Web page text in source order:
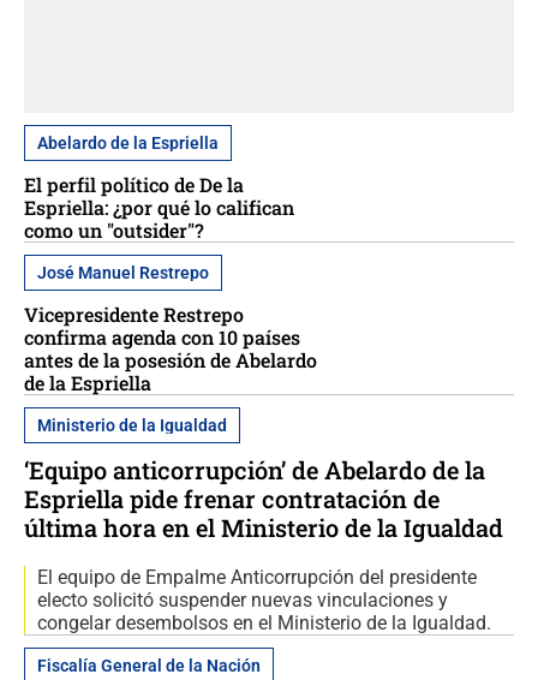
Abelardo de la Espriella
El perfil político de De la
Espriella: ¿por qué lo califican
como un "outsider"?
José Manuel Restrepo
Vicepresidente Restrepo
confirma agenda con 10 países
antes de la posesión de Abelardo
de la Espriella
Ministerio de la Igualdad
‘Equipo anticorrupción’ de Abelardo de la
Espriella pide frenar contratación de
última hora en el Ministerio de la Igualdad
El equipo de Empalme Anticorrupción del presidente
electo solicitó suspender nuevas vinculaciones y
congelar desembolsos en el Ministerio de la Igualdad.
Fiscalía General de la Nación